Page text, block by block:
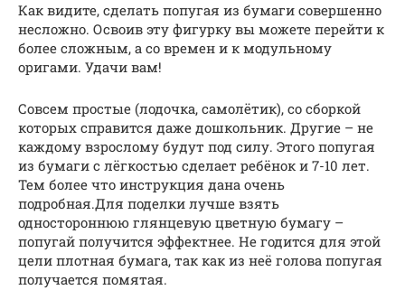
Как видите, сделать попугая из бумаги совершенно
несложно. Освоив эту фигурку вы можете перейти к
более сложным, а со времен и к модульному
оригами. Удачи вам!
Совсем простые (лодочка, самолётик), со сборкой
которых справится даже дошкольник. Другие – не
каждому взрослому будут под силу. Этого попугая
из бумаги с лёгкостью сделает ребёнок и 7-10 лет.
Тем более что инструкция дана очень
подробная.Для поделки лучше взять
одностороннюю глянцевую цветную бумагу –
попугай получится эффектнее. Не годится для этой
цели плотная бумага, так как из неё голова попугая
получается помятая.